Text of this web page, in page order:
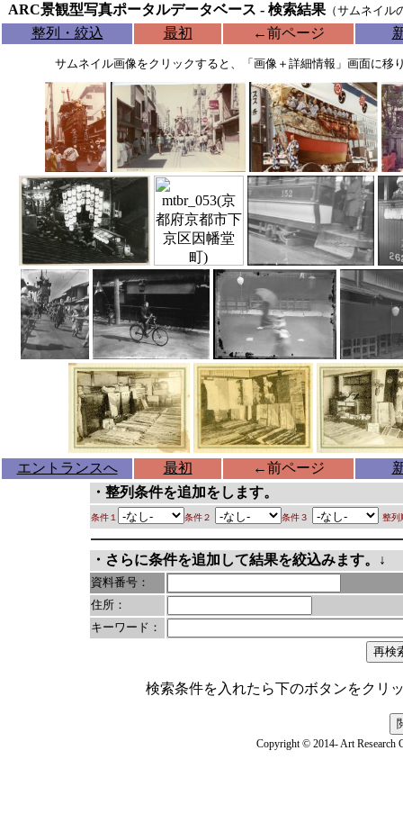
ARC景観型写真ポータルデータベース - 検索結果（サムネイル
整列・絞込 最初 ←前ページ
サムネイル画像をクリックすると、「画像＋詳細情報」画面に移
エントランスへ 最初 ←前ページ
・整列条件を追加をします。
条件１ 条件２ 条件３ 整列
・さらに条件を追加して結果を絞込みます。↓
資料番号：
住所：
キーワード：
検索条件を入れたら下のボタンをクリ
Copyright © 2014- Art Research